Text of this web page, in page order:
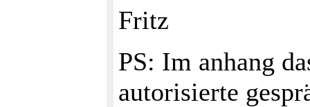
Fritz
PS: Im anhang
autorisierte